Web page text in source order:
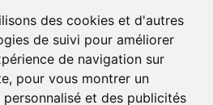
des cookies et d'autres
de suivi pour améliorer
de navigation sur
pour vous montrer un
personnalisé et des publicités
COMMUNAUTÉ
parrainage
partenaire
du Groupe Stelogy-Nomotech